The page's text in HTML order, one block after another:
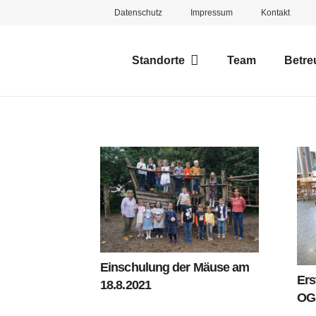
Datenschutz Impressum Kontakt
Standorte Team
Einschulung der Mäuse am
18.8.2021